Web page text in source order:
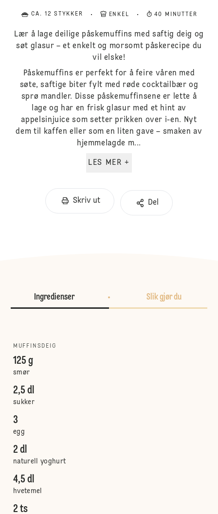
CA. 12 STYKKER ENKEL 40 MINUTTER
Lær å lage deilige påskemuffins med saftig deig og
søt glasur – et enkelt og morsomt påskerecipe du
vil elske!
Påskemuffins er perfekt for å feire våren med
søte, saftige biter fylt med røde cocktailbær og
sprø mandler. Disse påskemuffinsene er lette å
lage og har en frisk glasur med et hint av
appelsinjuice som setter prikken over i-en. Nyt
dem til kaffen eller som en liten gave – smaken av
hjemmelagde m...
LES MER +
Skriv ut Del
Ingredienser Slik gjør du
MUFFINSDEIG
125 g
smør
2,5 dl
sukker
3
egg
2 dl
naturell yoghurt
4,5 dl
hvetemel
2 ts